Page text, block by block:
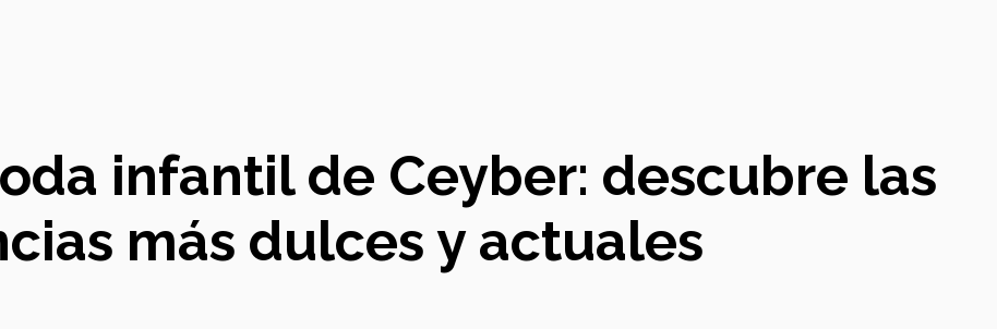
infantil de Ceyber: descubre las
más dulces y actuales